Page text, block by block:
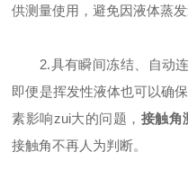
供测量使用，避免因液体蒸发
2.具有瞬间冻结、自动连
即便是挥发性液体也可以确
素影响zui大的问题， 接触角
接触角不再人为判断。